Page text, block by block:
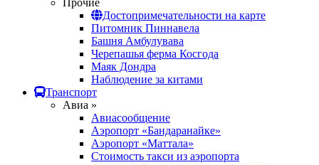
Прочие
Достопримечательности на карте
Питомник Пиннавела
Башня Амбулувава
Черепашья ферма Косгода
Маяк Дондра
Наблюдение за китами
Транспорт
Авиа »
Авиасообщение
Аэропорт «Бандаранайке»
Аэропорт «Маттала»
Стоимость такси из аэропорта